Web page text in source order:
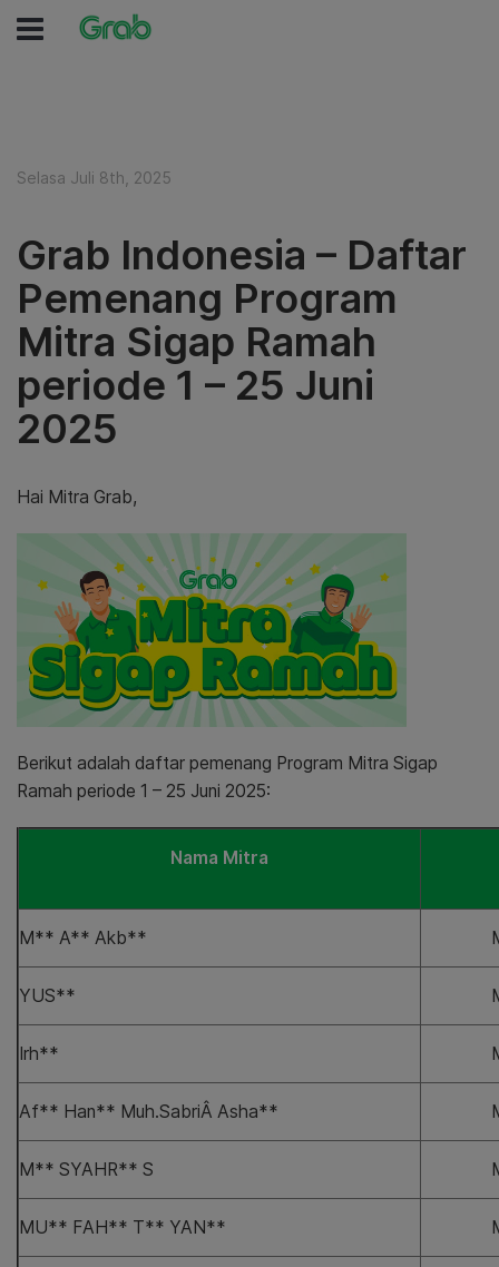
Selasa Juli 8th, 2025
Grab Indonesia – Daftar
Pemenang Program
Mitra Sigap Ramah
periode 1 – 25 Juni
2025
Hai Mitra Grab,
Berikut adalah daftar pemenang Program Mitra Sigap
Ramah periode 1 – 25 Juni 2025:
Nama Mitra
M** A** Akb**
YUS**
Irh**
Af** Han** Muh.SabriÂ Asha**
M** SYAHR** S
MU** FAH** T** YAN**